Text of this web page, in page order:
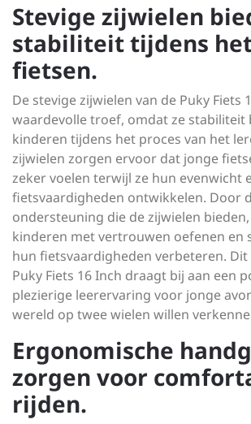
Stevige zijwielen
stabiliteit tijdens
fietsen.
De stevige zijwielen van de Puky Fiets
waardevolle troef, omdat ze stabiliteit
kinderen tijdens het proces van het
zijwielen zorgen ervoor dat jonge
zeker voelen terwijl ze hun evenwicht
fietsvaardigheden ontwikkelen. Door
ondersteuning die de zijwielen
kinderen met vertrouwen oefenen en
hun fietsvaardigheden verbeteren.
Puky Fiets 16 Inch draagt bij aan een
plezierige leerervaring voor jonge
wereld op twee wielen willen
Ergonomische
zorgen voor
rijden.